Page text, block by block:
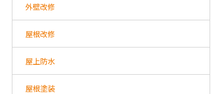
外壁改修
屋根改修
屋上防水
屋根塗装